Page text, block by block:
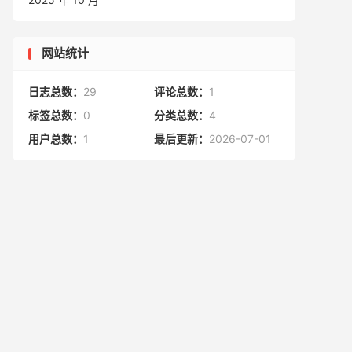
网站统计
日志总数： 29 评论总数： 1
标签总数： 0 分类总数： 4
用户总数： 1 最后更新： 2026-07-01